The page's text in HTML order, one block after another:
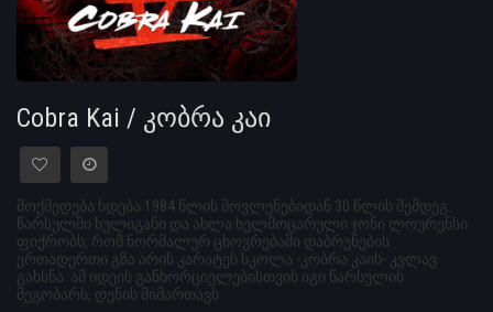
Cobra Kai / კობრა კაი
მოქმედება ხდება 1984 წლის მოვლენებიდან 30 წლის შემდეგ.
წარსულში ხულიგანი და ახლა ხელმოცარული ჯონი ლოურენსი
ფიქრობს, რომ ნორმალურ ცხოვრებაში დაბრუნების
ერთადერთი გზა არის კარატეს სკოლა -კობრა კაის- კვლავ
გახსნა. ამ იდეის განხორციელებისთვის იგი წარსულის
მეგობარს, დენის მიმართავს